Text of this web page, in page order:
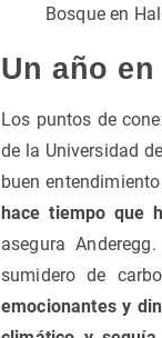
Bosque en
Un año en
Los puntos de
de la Universidad
buen
hace tiempo que
asegura
sumidero de
emocionantes y